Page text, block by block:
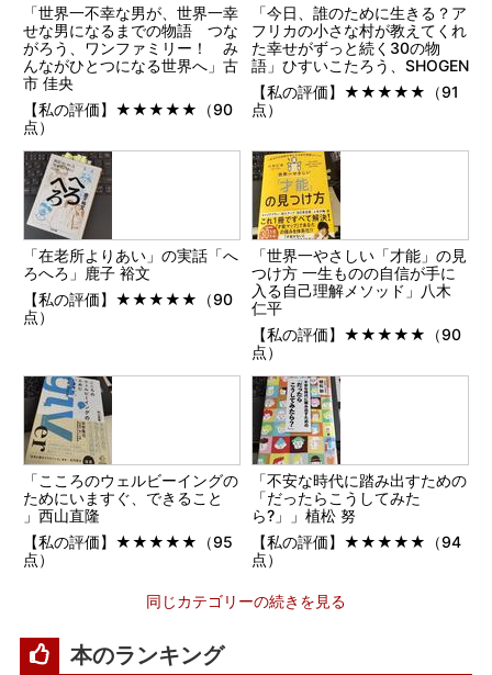
「世界一不幸な男が、世界一幸
せな男になるまでの物語 つな
がろう、ワンファミリー！ み
んながひとつになる世界へ」古
市 佳央
【私の評価】★★★★★（90
点）
「今日、誰のために生きる？ア
フリカの小さな村が教えてくれ
た幸せがずっと続く30の物
語」ひすいこたろう、SHOGEN
【私の評価】★★★★★（91
点）
「在老所よりあい」の実話「へ
ろへろ」鹿子 裕文
【私の評価】★★★★★（90
点）
「世界一やさしい「才能」の見
つけ方 一生ものの自信が手に
入る自己理解メソッド」八木
仁平
【私の評価】★★★★★（90
点）
「こころのウェルビーイングの
ためにいますぐ、できること
」西山直隆
【私の評価】★★★★★（95
点）
「不安な時代に踏み出すための
「だったらこうしてみた
ら?」」植松 努
【私の評価】★★★★★（94
点）
同じカテゴリーの続きを見る
本のランキング